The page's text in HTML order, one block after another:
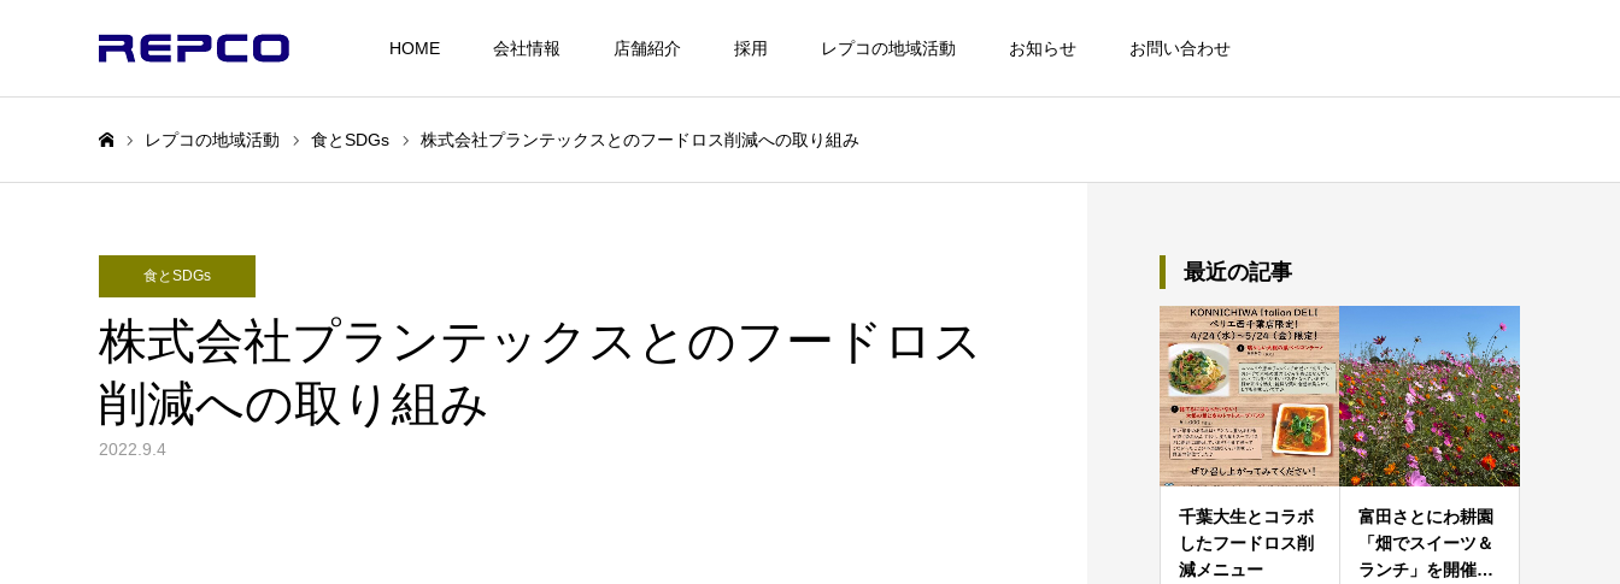
HOME 会社情報 店舗紹介 採用 レプコの地域活動 お知らせ お問い合わせ
レプコの地域活動 食とSDGs 株式会社プランテックスとのフードロス削減への取り組み
食とSDGs
株式会社プランテックスとのフードロス
削減への取り組み
2022.9.4
最近の記事
千葉大生とコラボ
したフードロス削
減メニュー
富田さとにわ耕園
「畑でスイーツ＆
ランチ」を開催…